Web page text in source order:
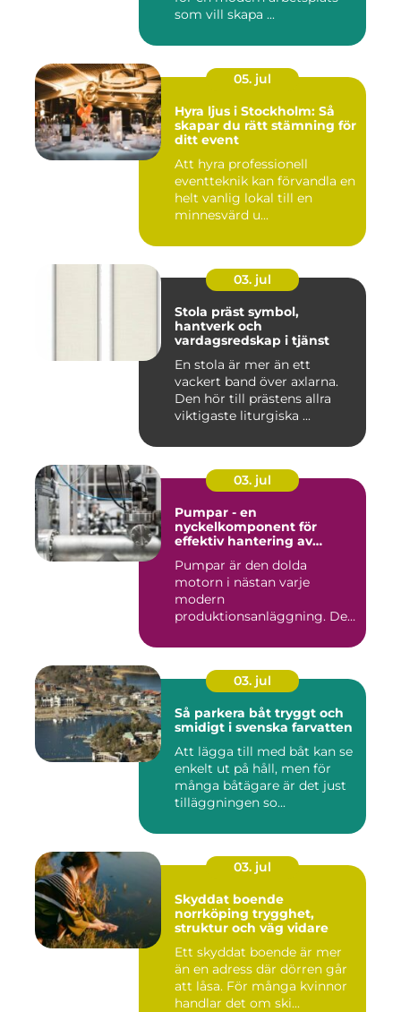
som vill skapa ...
05. jul
Hyra ljus i Stockholm: Så
skapar du rätt stämning för
ditt event
Att hyra professionell
eventteknik kan förvandla en
helt vanlig lokal till en
minnesvärd u...
03. jul
Stola präst symbol,
hantverk och
vardagsredskap i tjänst
En stola är mer än ett
vackert band över axlarna.
Den hör till prästens allra
viktigaste liturgiska ...
03. jul
Pumpar - en
nyckelkomponent för
effektiv hantering av
Pumpar är den dolda
motorn i nästan varje
modern
produktionsanläggning. De
03. jul
Så parkera båt tryggt och
smidigt i svenska farvatten
Att lägga till med båt kan se
enkelt ut på håll, men för
många båtägare är det just
tilläggningen so...
03. jul
Skyddat boende
norrköping trygghet,
struktur och väg vidare
Ett skyddat boende är mer
än en adress där dörren går
att låsa. För många kvinnor
handlar det om ski...